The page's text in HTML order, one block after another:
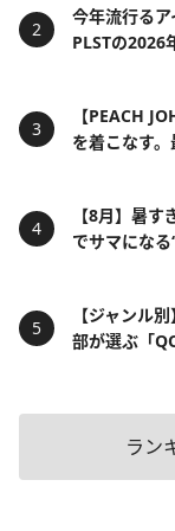
今年流行る
PLSTの2026
【PEACH
を着こなす
【8月】暑
でサマにな
【ジャンル
部が選ぶ「
ラン